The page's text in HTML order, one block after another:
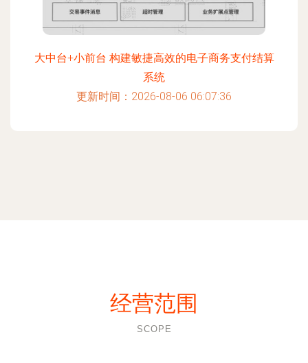
大中台+小前台 构建敏捷高效的电子商务支付结算
系统
更新时间：2026-08-06 06:07:36
经营范围
SCOPE